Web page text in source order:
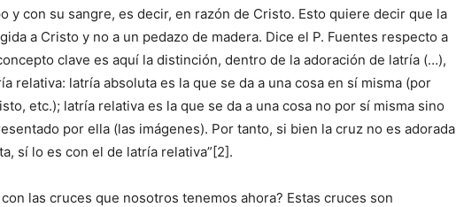
y con su sangre, es decir, en razón de Cristo. Esto quiere decir que la
a Cristo y no a un pedazo de madera. Dice el P. Fuentes respecto a
clave es aquí la distinción, dentro de la adoración de latría (…),
relativa: latría absoluta es la que se da a una cosa en sí misma (por
etc.); latría relativa es la que se da a una cosa no por sí misma sino
por ella (las imágenes). Por tanto, si bien la cruz no es adorada
sí lo es con el de latría relativa”[2].
las cruces que nosotros tenemos ahora? Estas cruces son